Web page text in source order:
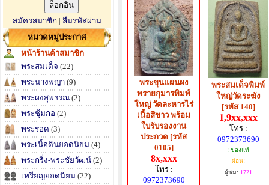
สมัครสมาชิก | ลืมรหัสผ่าน
หมวดหมู่ประกาศ
หน้าร้านค้าสมาชิก
พระสมเด็จ (22)
พระนางพญา (9)
พระผงสุพรรณ (2)
พระซุ้มกอ (2)
พระรอด (3)
พระเนื้อดินยอดนิยม (4)
พระกริ่ง-พระชัยวัฒน์ (2)
เหรียญยอดนิยม (22)
พระขุนแผนผง
พรายกุมารพิมพ์
ใหญ่ วัดละหารไร่
เนื้อสีขาว พร้อม
ใบรับรองงาน
ประกวด [รหัส
0105]
8x,xxx
โทร :
0972373690
พระสมเด็จพิมพ์
ใหญ่วัดระฆัง
[รหัส 140]
1,9xx,xxx
โทร :
0972373690
! ของแท้
ผ่อน!
ผู้ชม: 1721